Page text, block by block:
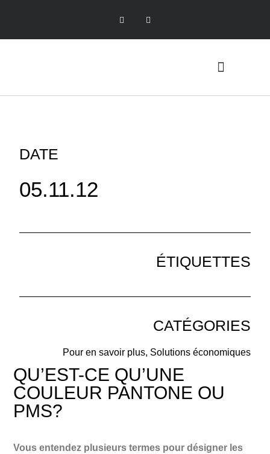
DATE
05.11.12
ÉTIQUETTES
CATÉGORIES
Pour en savoir plus, Solutions économiques
QU’EST-CE QU’UNE
COULEUR PANTONE OU
PMS?
Vous entendez plusieurs termes pour désigner les